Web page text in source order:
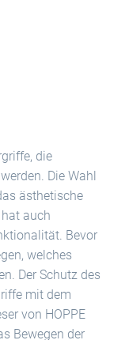
die
Die Wahl
ästhetische
auch
Bevor
welches
Der Schutz des
mit dem
von HOPPE
Bewegen der